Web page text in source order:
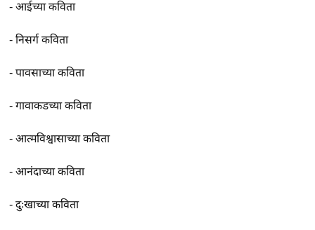
-आईच्या कविता
-निसर्ग कविता
-पावसाच्या कविता
-गावाकडच्या कविता
-आत्मविश्वासाच्या कविता
-आनंदाच्या कविता
-दुःखाच्या कविता